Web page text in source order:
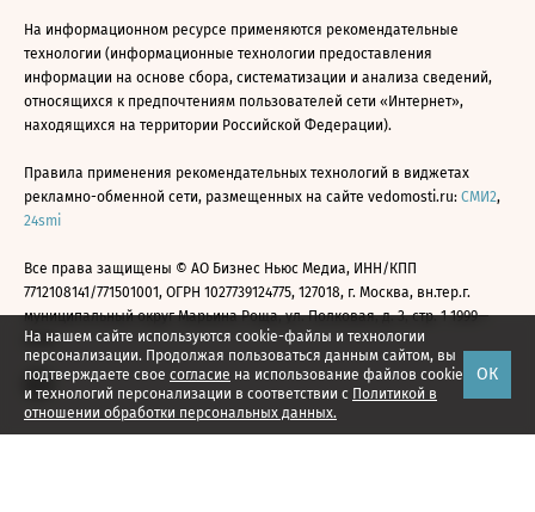
На нашем сайте используются cookie-файлы и технологии
персонализации. Продолжая пользоваться данным сайтом, вы
подтверждаете свое согласие на использование файлов cookie
и технологий персонализации в соответствии с Политикой в
отношении обработки персональных данных.
ОК
На информационном ресурсе применяются рекомендательные
технологии (информационные технологии предоставления
информации на основе сбора, систематизации и анализа сведений,
относящихся к предпочтениям пользователей сети «Интернет»,
находящихся на территории Российской Федерации).
Правила применения рекомендательных технологий в виджетах
рекламно-обменной сети, размещенных на сайте vedomosti.ru: СМИ2,
24smi
Все права защищены © АО Бизнес Ньюс Медиа, ИНН/КПП
7712108141/771501001, ОГРН 1027739124775, 127018, г. Москва, вн.тер.г.
муниципальный округ Марьина Роща, ул. Полковая, д. 3, стр. 1 1999—
2026